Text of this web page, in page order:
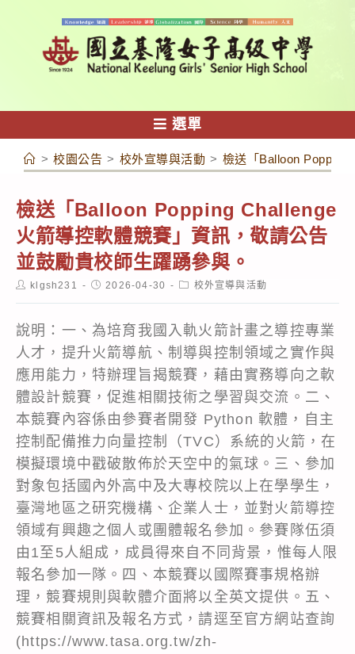
容
選單
> 校園公告 > 校外宣導與活動 > 檢送「Balloon Popping
檢送「Balloon Popping Challenge
火箭導控軟體競賽」資訊，敬請公告
並鼓勵貴校師生躍踴參與。
Postklgsh231
Post2026-04-30
Post校外宣導與活動
說明：一、為培育我國入軌火箭計畫之導控專業
人才，提升火箭導航、制導與控制領域之實作與
應用能力，特辦理旨揭競賽，藉由實務導向之軟
體設計競賽，促進相關技術之學習與交流。二、
本競賽內容係由參賽者開發 Python 軟體，自主
控制配備推力向量控制（TVC）系統的火箭，在
模擬環境中戳破散佈於天空中的氣球。三、參加
對象包括國內外高中及大專校院以上在學學生，
臺灣地區之研究機構、企業人士，並對火箭導控
領域有興趣之個人或團體報名參加。參賽隊伍須
由1至5人組成，成員得來自不同背景，惟每人限
報名參加一隊。四、本競賽以國際賽事規格辦
理，競賽規則與軟體介面將以全英文提供。五、
競賽相關資訊及報名方式，請逕至官方網站查詢
(https://www.tasa.org.tw/zh-